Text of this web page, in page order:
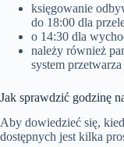
księgowanie
do 18:00 dla
o 14:30 dla
należy również
system
Jak sprawdzić godzinę
Aby dowiedzieć się,
dostępnych jest kilka